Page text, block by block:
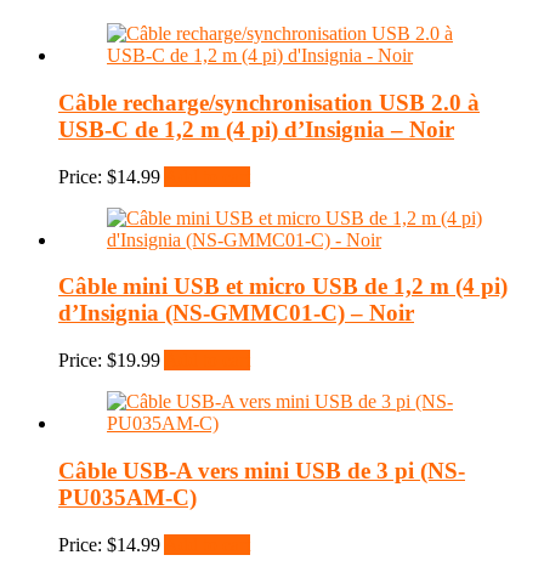
Câble recharge/synchronisation USB 2.0 à
USB-C de 1,2 m (4 pi) d’Insignia – Noir
Price: $14.99
Câble mini USB et micro USB de 1,2 m (4 pi)
d’Insignia (NS-GMMC01-C) – Noir
Price: $19.99
Câble USB-A vers mini USB de 3 pi (NS-
PU035AM-C)
Price: $14.99